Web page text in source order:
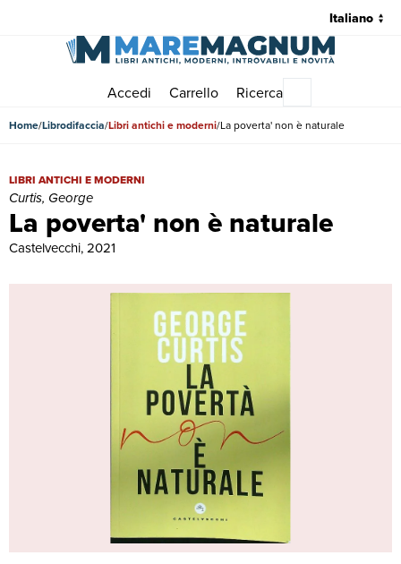
Accedi Carrello Ricerca
Home Librodifaccia Libri antichi e moderni La poverta' non è naturale
La poverta' non è naturale
La poverta' non è naturale | Libri antichi e moderni | Curtis, George
LIBRI ANTICHI E MODERNI
Curtis, George
Castelvecchi, 2021